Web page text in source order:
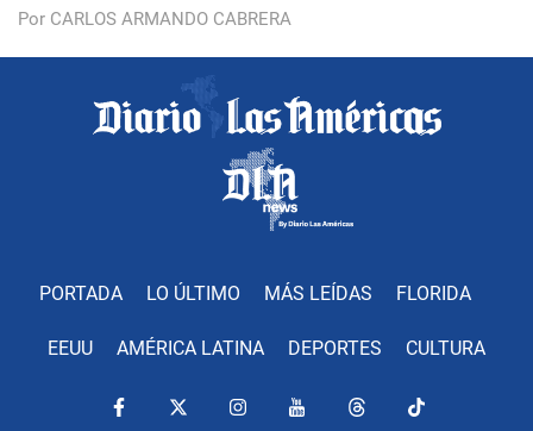
Por CARLOS ARMANDO CABRERA
PORTADA LO ÚLTIMO MÁS LEÍDAS FLORIDA
EEUU AMÉRICA LATINA DEPORTES CULTURA